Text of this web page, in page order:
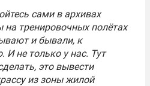
сами в архивах
на тренировочных полётах
и бывали, к
И не только у нас. Тут
это вывести
из зоны жилой